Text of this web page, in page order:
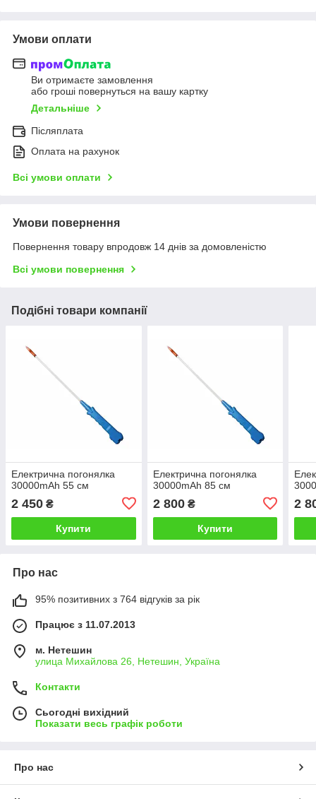
Умови оплати
Ви отримаєте замовлення
або гроші повернуться на вашу картку
Детальніше
Післяплата
Оплата на рахунок
Всі умови оплати
Умови повернення
Повернення товару впродовж 14 днів за домовленістю
Всі умови повернення
Подібні товари компанії
Електрична погонялка
30000mAh 55 см
2 450 ₴
Купити
Електрична погонялка
30000mAh 85 см
2 800₴
Купити
2
Про нас
95% позитивних з 764 відгуків за рік
Працює з 11.07.2013
м. Нетешин
улица Михайлова 26, Нетешин, Україна
Контакти
Сьогодні вихідний
Показати весь графік роботи
Про нас